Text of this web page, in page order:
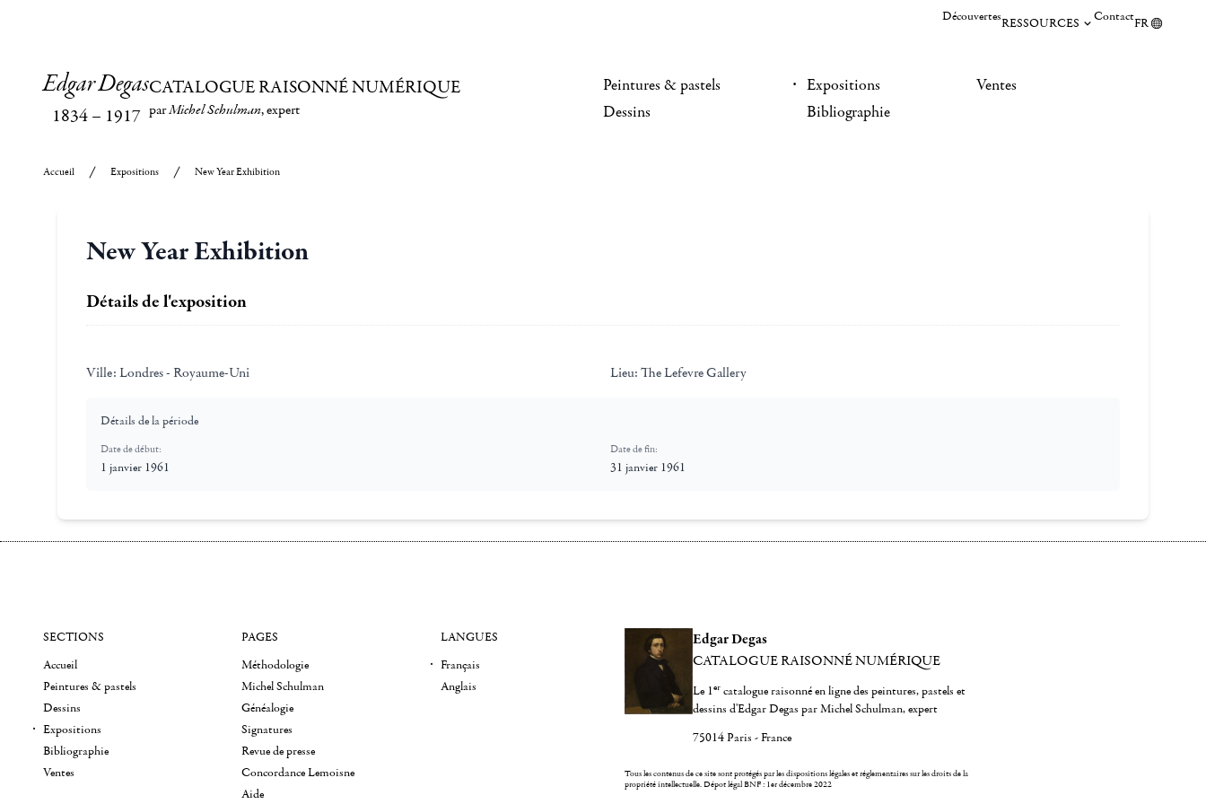
DécouvertesRESSOURCES ContactFR
Edgar Degas
1834– 1917
CATALOGUE RAISONNÉ NUMÉRIQUE
parMichel Schulman, expert
Peintures & pastels
Dessins
Expositions
Bibliographie
Ventes
Accueil Expositions New Year Exhibition
New Year Exhibition
Détails de l'exposition
Ville: Londres - Royaume-Uni Lieu: The Lefevre Gallery
Détails de la période
Date de début:
1 janvier 1961
Date de fin:
31 janvier 1961
Edgar Degas
CATALOGUE RAISONNÉ NUMÉRIQUE
Le 1er catalogue raisonné en ligne des peintures, pastels et
dessins d'Edgar Degas par Michel Schulman, expert
75014 Paris - France
Tous les contenus de ce site sont protégés par les dispositions légales et réglementaires sur les droits de la
propriété intellectuelle.Dépot légal BNF : 1er décembre 2022
SECTIONS
Accueil
Peintures & pastels
Dessins
Expositions
Bibliographie
Ventes
PAGES
Méthodologie
Michel Schulman
Généalogie
Signatures
Revue de presse
Concordance Lemoisne
Aide
LANGUES
Français
Anglais